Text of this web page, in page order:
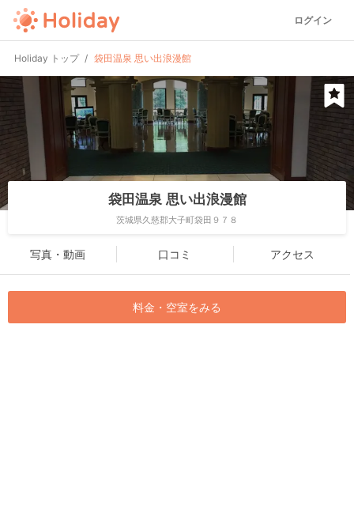
ログイン
Holiday トップ 袋田温泉 思い出浪漫館
袋田温泉 思い出浪漫館
茨城県久慈郡大子町袋田９７８
写真・動画 口コミ アクセス
料金・空室をみる